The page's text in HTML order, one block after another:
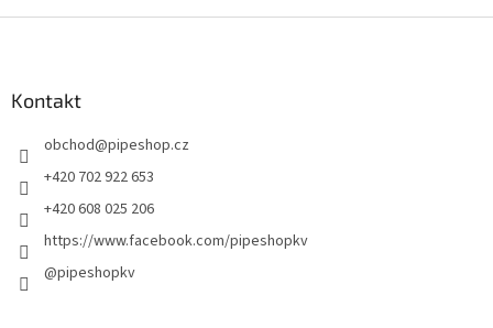
p
Kontakt
obchod@pipeshop.cz
+420 702 922 653
+420 608 025 206
https://www.facebook.com/pipeshopkv
@pipeshopkv